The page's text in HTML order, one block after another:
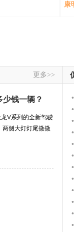
康
更多>>
钱一辆？
V系列的全新驾驶
两侧大灯灯尾微微
•
•
•
•
•
•
•
•
•
•
•
•